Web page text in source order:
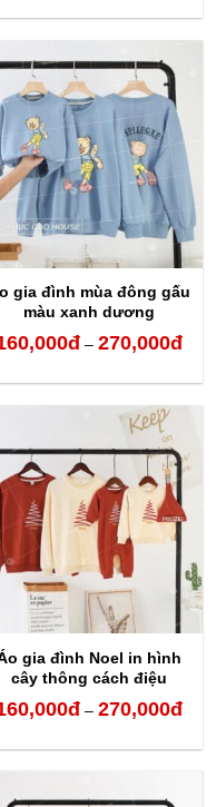
từ
gia đình mùa đông gấu
màu xanh dương
đ – 270,000đ
từ
đến
gia đình Noel in hình
cây thông cách điệu
đ – 270,000đ